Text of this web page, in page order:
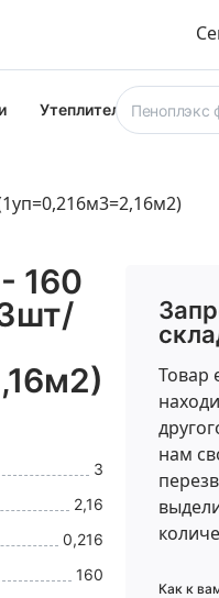
Утеплители оптом
160
3
2,16
0,216
160
Товар
нам
Как к